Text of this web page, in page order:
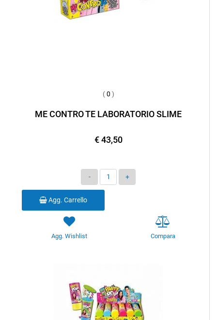
(0 )
ME CONTRO TE LABORATORIO SLIME
€ 43,50
Quantità
Agg. Carrello
Agg. Wishlist Compara